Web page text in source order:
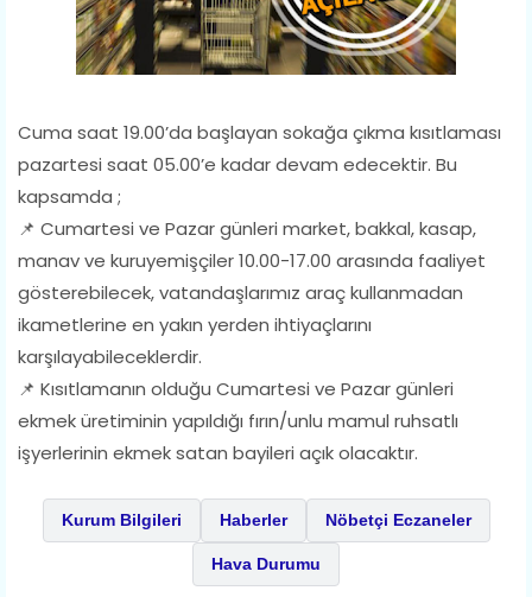
Cuma saat 19.00’da başlayan sokağa çıkma kısıtlaması
pazartesi saat 05.00’e kadar devam edecektir. Bu
kapsamda ;
📌 Cumartesi ve Pazar günleri market, bakkal, kasap,
manav ve kuruyemişçiler 10.00-17.00 arasında faaliyet
gösterebilecek, vatandaşlarımız araç kullanmadan
ikametlerine en yakın yerden ihtiyaçlarını
karşılayabileceklerdir.
📌 Kısıtlamanın olduğu Cumartesi ve Pazar günleri
ekmek üretiminin yapıldığı fırın/unlu mamul ruhsatlı
işyerlerinin ekmek satan bayileri açık olacaktır.
Kurum Bilgileri Haberler Nöbetçi Eczaneler
Hava Durumu